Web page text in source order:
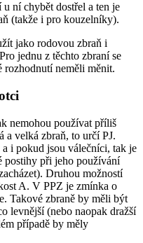
u ní chybět dostřel a ten je
(takže i pro kouzelníky).
jako rodovou zbraň i
jednu z těchto zbraní se
rozhodnutí neměli měnit.
nemohou používat příliš
a velká zbraň, to určí PJ.
i pokud jsou válečníci, tak je
postihy při jeho používání
Druhou možností
A. V PPZ je zmínka o
Takové zbraně by měli být
levnější (nebo naopak dražší
případě by měly